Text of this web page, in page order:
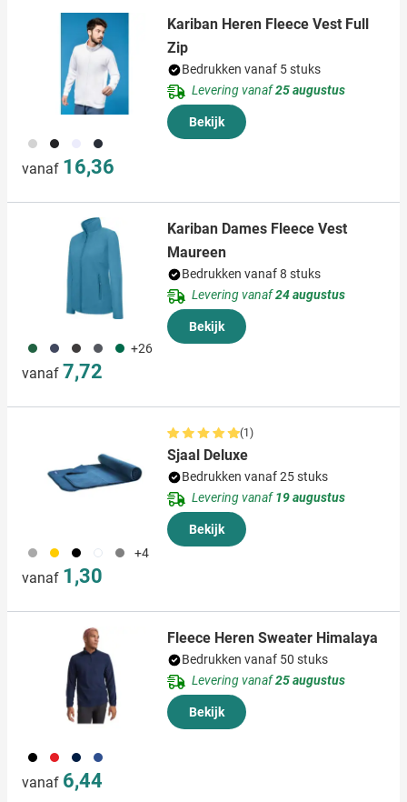
495 001 536
vanaf 16,36
Kariban Heren Fleece Vest Full
Zip
Bedrukken vanaf 5 stuks
Levering vanaf25 augustus
Bekijk
374 396 099 496 134 +26
vanaf 7,72
Kariban Dames Fleece Vest
Maureen
Bedrukken vanaf 8 stuks
Levering vanaf24 augustus
Bekijk
099 089 001 002 003 +4
vanaf 1,30
(1)
Sjaal Deluxe
Bedrukken vanaf 25 stuks
Levering vanaf19 augustus
Bekijk
001 008 536 948
vanaf 6,44
Fleece Heren Sweater Himalaya
Bedrukken vanaf 50 stuks
Levering vanaf25 augustus
Bekijk